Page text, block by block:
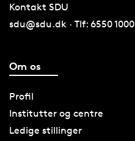
Kontakt SDU
sdu@sdu.dk · Tlf: 6550 1000
Om os
Profil
Institutter og centre
Ledige stillinger